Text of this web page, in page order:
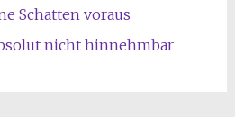
Schatten voraus
nicht hinnehmbar